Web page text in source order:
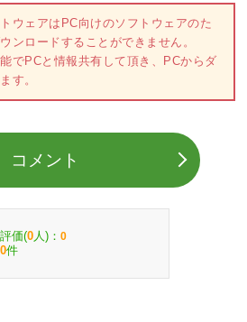
ウェアはPC向けのソフトウェアのた
ンロードすることができません。
でPCと情報共有して頂き、PCからダ
す。
コメント
価(0 人)： 0
0件